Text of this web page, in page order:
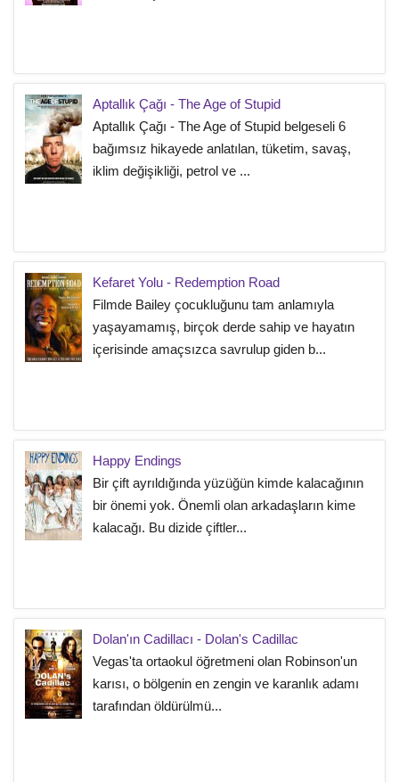
Aptallık Çağı - The Age of Stupid
Aptallık Çağı - The Age of Stupid belgeseli 6
bağımsız hikayede anlatılan, tüketim, savaş,
iklim değişikliği, petrol ve ...
Kefaret Yolu - Redemption Road
Filmde Bailey çocukluğunu tam anlamıyla
yaşayamamış, birçok derde sahip ve hayatın
içerisinde amaçsızca savrulup giden b...
Happy Endings
Bir çift ayrıldığında yüzüğün kimde kalacağının
bir önemi yok. Önemli olan arkadaşların kime
kalacağı. Bu dizide çiftler...
Dolan'ın Cadillacı - Dolan's Cadillac
Vegas'ta ortaokul öğretmeni olan Robinson'un
karısı, o bölgenin en zengin ve karanlık adamı
tarafından öldürülmü...